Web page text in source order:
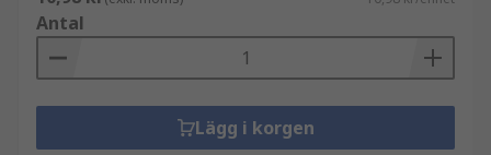
Antal
Lägg i korgen